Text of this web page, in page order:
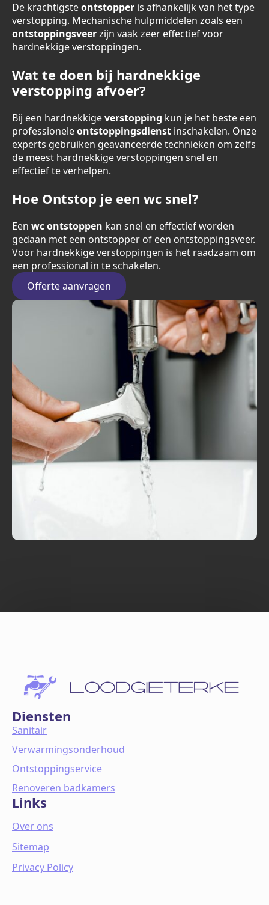
De krachtigsteontstopper is afhankelijk van het type
verstopping. Mechanische hulpmiddelen zoals een
ontstoppingsveerzijn vaak zeer effectief voor
hardnekkige verstoppingen.
Wat te doen bij hardnekkige
verstopping afvoer?
Bij een hardnekkigeverstopping kun je het beste een
professioneleontstoppingsdienst inschakelen. Onze
experts gebruiken geavanceerde technieken om zelfs
de meest hardnekkige verstoppingen snel en
effectief te verhelpen.
Hoe Ontstop je een wc snel?
Een wc ontstoppen kan snel en effectief worden
gedaan met een ontstopper of een ontstoppingsveer.
Voor hardnekkige verstoppingen is het raadzaam om
een professional in te schakelen.
Offerte aanvragen
Diensten
Sanitair
Verwarmingsonderhoud
Ontstoppingservice
Renoveren badkamers
Links
Over ons
Sitemap
Privacy Policy